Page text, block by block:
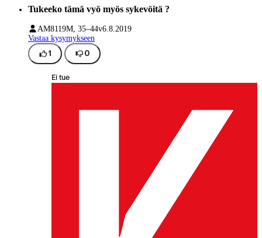
Tukeeko tämä vyö myös sykevöitä ?
AM8119M, 35–44v6.8.2019
Vastaa kysymykseen
1 0
Ei tue